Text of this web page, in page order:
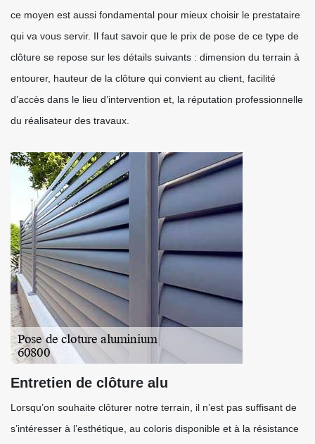
ce moyen est aussi fondamental pour mieux choisir le prestataire
qui va vous servir. Il faut savoir que le prix de pose de ce type de
clôture se repose sur les détails suivants : dimension du terrain à
entourer, hauteur de la clôture qui convient au client, facilité
d’accès dans le lieu d’intervention et, la réputation professionnelle
du réalisateur des travaux.
Entretien de clôture alu
Lorsqu’on souhaite clôturer notre terrain, il n’est pas suffisant de
s’intéresser à l’esthétique, au coloris disponible et à la résistance